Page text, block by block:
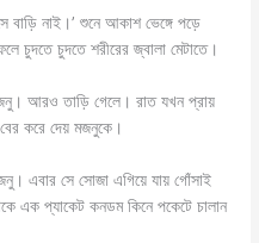
বাড়ি নাই।’ শুনে আকাশ ভেঙ্গে পড়ে
চুদতে চুদতে শরীরের জ্বালা মেটাতে।
আরও তাড়ি গেলে। রাত যখন প্রায়
করে দেয় মজনুকে।
এবার সে সোজা এগিয়ে যায় গোঁসাই
এক প্যাকেট কনডম কিনে পকেটে চালান